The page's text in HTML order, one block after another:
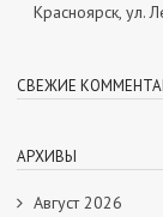
Красноярск, ул.
СВЕЖИЕ
АРХИВЫ
Август 2026